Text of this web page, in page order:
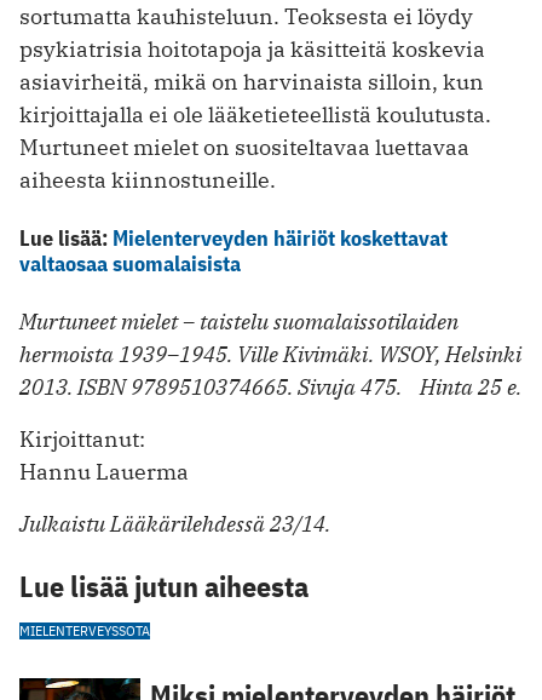
sortumatta kauhisteluun. Teoksesta ei löydy
psykiatrisia hoitotapoja ja käsitteitä koskevia
asiavirheitä, mikä on harvinaista silloin, kun
kirjoittajalla ei ole lääketieteellistä koulutusta.
Murtuneet mielet on suositeltavaa luettavaa
aiheesta kiinnostuneille.
Lue lisää: Mielenterveyden häiriöt koskettavat
valtaosaa suomalaisista
Murtuneet mielet – taistelu suomalais­sotilaiden
hermoista 1939–1945. Ville Kivimäki. WSOY, Helsinki
2013. ISBN 9789510374665. Sivuja 475. Hinta 25 e.
Kirjoittanut:
Hannu Lauerma
Julkaistu Lääkärilehdessä 23/14.
Lue lisää jutun aiheesta
MIELENTERVEYSSOTA